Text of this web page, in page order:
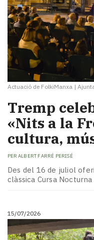
Actuació de FolkiManxa |
Tremp
«Nits a la
cultura,
PER ALBERT FARRÉ PERISÉ
Des del 16 de juliol
clàssica Cursa
15/07/2026